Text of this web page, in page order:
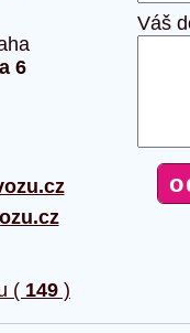
6
( 149 )
Váš